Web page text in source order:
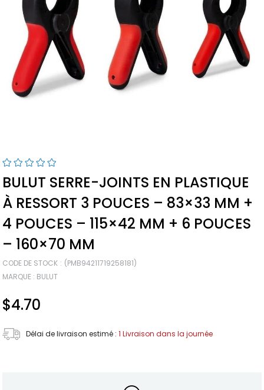
BULUT SERRE-JOINTS EN PLASTIQUE
À RESSORT 3 POUCES – 83×33 MM +
4 POUCES – 115×42 MM + 6 POUCES
– 160×70 MM
CODE DE STOCK
(PMB94211719258181)
MARQUE : BULUT
$4.70
Délai de livraison estimé : 1 Livraison dans la journée